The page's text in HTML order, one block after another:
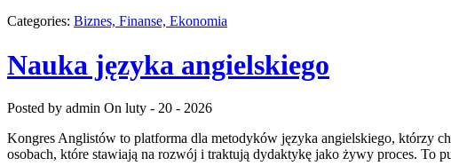
Categories: Biznes, Finanse, Ekonomia
Nauka języka angielskiego
Posted by admin On luty - 20 - 2026
Kongres Anglistów to platforma dla metodyków języka angielskiego, którzy
osobach, które stawiają na rozwój i traktują dydaktykę jako żywy proces. To